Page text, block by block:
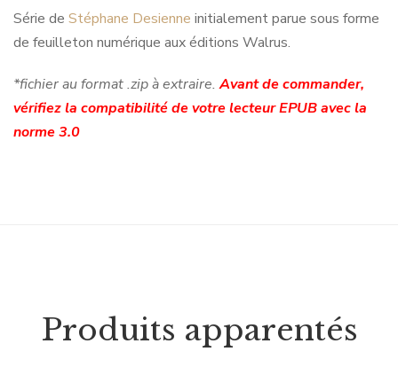
Série de Stéphane Desienne initialement parue sous forme
de feuilleton numérique aux éditions Walrus.
*fichier au format .zip à extraire.Avant de commander,
vérifiez la compatibilité de votre lecteur EPUB avec la
norme 3.0
Produits apparentés